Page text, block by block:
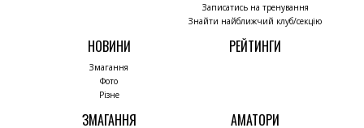
Записатись на тренування
Знайти найближчий клуб/секцію
НОВИНИ
Змагання
Фото
Різне
РЕЙТИНГИ
ЗМАГАННЯ АМАТОРИ